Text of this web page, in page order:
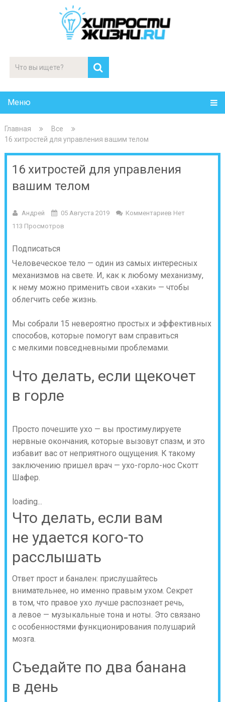
Меню
Главная
Все
16 хитростей для управления вашим телом
16 хитростей для управления
вашим телом
Андрей 05 Августа 2019
Комментариев Нет
113 Просмотров
Подписаться
Человеческое тело — один из самых интересных
механизмов на свете. И, как к любому механизму,
к нему можно применить свои «хаки» — чтобы
облегчить себе жизнь.
Мы собрали 15 невероятно простых и эффективных
способов, которые помогут вам справиться
с мелкими повседневными проблемами.
Что делать, если щекочет
в горле
Просто почешите ухо — вы простимулируете
нервные окончания, которые вызовут спазм, и это
избавит вас от неприятного ощущения. К такому
заключению пришел врач — ухо-горло-нос Скотт
Шафер.
loading...
Что делать, если вам
не удается кого-то
расслышать
Ответ прост и банален: прислушайтесь
внимательнее, но именно правым ухом. Секрет
в том, что правое ухо лучше распознает речь,
а левое — музыкальные тона и ноты. Это связано
с особенностями функционирования полушарий
мозга.
Съедайте по два банана
в день